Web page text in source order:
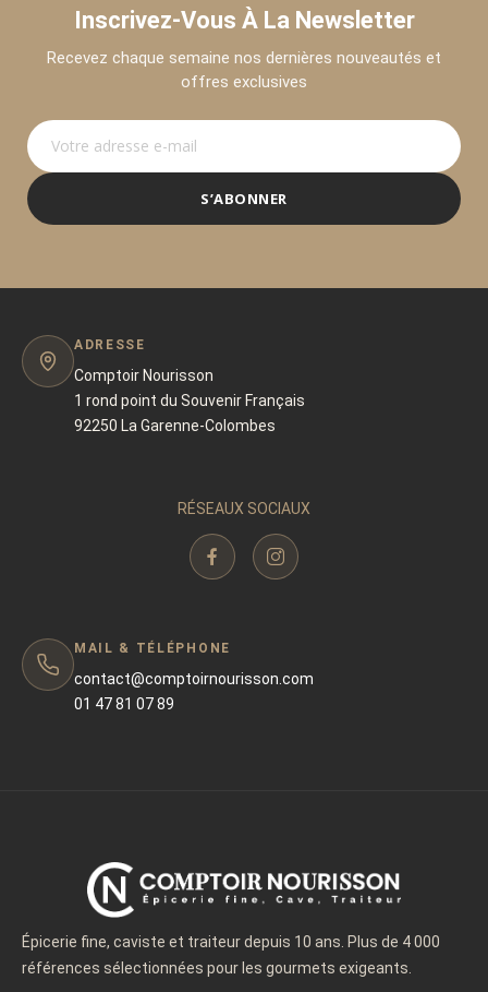
Inscrivez-Vous À La Newsletter
Recevez chaque semaine nos dernières nouveautés et
offres exclusives
S’ABONNER
ADRESSE
Comptoir Nourisson
1 rond point du Souvenir Français
92250 La Garenne-Colombes
RÉSEAUX SOCIAUX
MAIL & TÉLÉPHONE
contact@comptoirnourisson.com
01 47 81 07 89
Épicerie fine, caviste et traiteur depuis 10 ans. Plus de 4 000
références sélectionnées pour les gourmets exigeants.